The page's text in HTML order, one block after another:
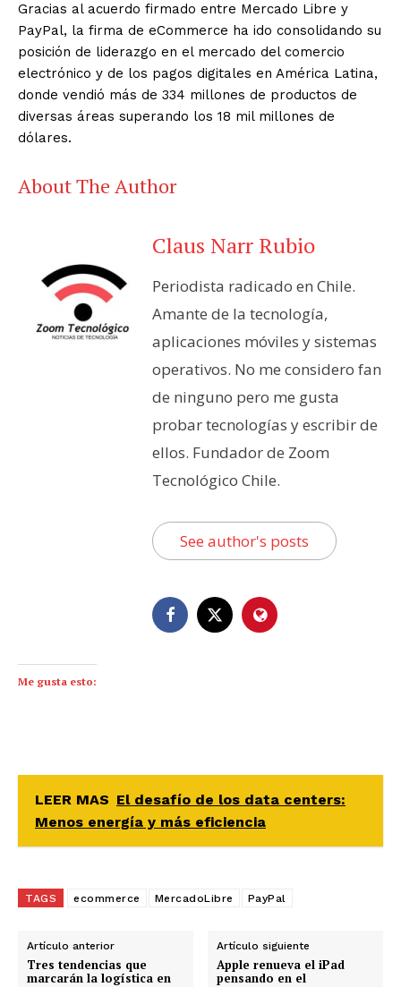
Gracias al acuerdo firmado entre Mercado Libre y
PayPal, la firma de eCommerce ha ido consolidando su
posición de liderazgo en el mercado del comercio
electrónico y de los pagos digitales en América Latina,
donde vendió más de 334 millones de productos de
diversas áreas superando los 18 mil millones de
dólares.
About The Author
Claus Narr Rubio
Periodista radicado en Chile.
Amante de la tecnología,
aplicaciones móviles y sistemas
operativos. No me considero fan
de ninguno pero me gusta
probar tecnologías y escribir de
ellos. Fundador de Zoom
Tecnológico Chile.
See author's posts
Me gusta esto:
LEER MAS El desafío de los data centers:
Menos energía y más eficiencia
TAGS ecommerce MercadoLibre PayPal
Artículo anterior
Tres tendencias que
marcarán la logística en
Artículo siguiente
Apple renueva el iPad
pensando en el